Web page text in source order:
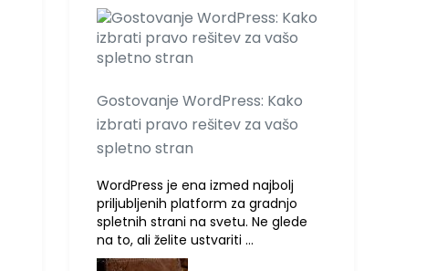
Gostovanje WordPress: Kako
izbrati pravo rešitev za vašo
spletno stran
WordPress je ena izmed najbolj
priljubljenih platform za gradnjo
spletnih strani na svetu. Ne glede
na to, ali želite ustvariti …